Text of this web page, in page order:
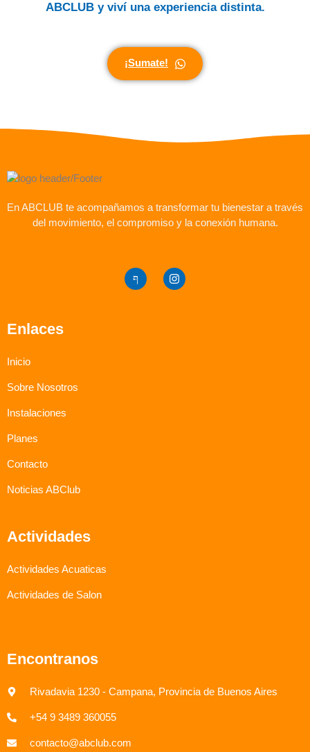
ABCLUB y viví una experiencia distinta.
¡Sumate!
En ABCLUB te acompañamos a transformar tu bienestar a través
del movimiento, el compromiso y la conexión humana.
Enlaces
Inicio
Sobre Nosotros
Instalaciones
Planes
Contacto
Noticias ABClub
Actividades
Actividades Acuaticas
Actividades de Salon
Encontranos
Rivadavia 1230 - Campana, Provincia de Buenos Aires
+54 9 3489 360055
contacto@abclub.com